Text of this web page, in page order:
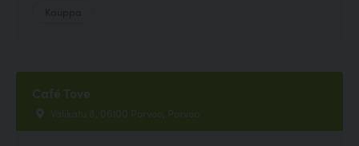
Café Tove
Välikatu 8, 06100 Porvoo, Porvoo